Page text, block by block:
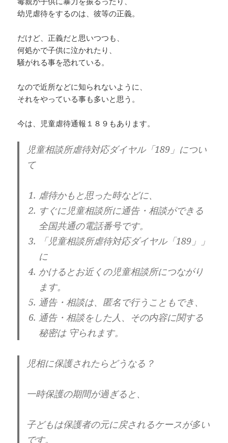
幼児虐待をするのは、彼等の正義。
だけど、正義だと思いつつも、
何処かで子供に泣かれたり、
騒がれる事を恐れている。
なので近所などに知られないように、
それをやっている事も多いと思う。
今は、児童虐待通報１８９もあります。
児童相談所虐待対応ダイヤル「189」につい
て
虐待かもと思った時などに、
すぐに児童相談所に通告・相談ができる
全国共通の電話番号です。
「児童相談所虐待対応ダイヤル「189」」
に
かけるとお近くの児童相談所につながり
ます。
通告・相談は、匿名で行うこともでき、
通告・相談をした人、その内容に関する
秘密は 守られます。
児相に保護されたらどうなる？
一時保護の期間が過ぎると、
子どもは保護者の元に戻されるケースが多い
です。